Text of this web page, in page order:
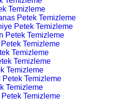
Temizleme
Petek Temizleme
Petek Temizleme
Petek Temizleme
Temizleme
Temizleme
Temizleme
Temizleme
Petek Temizleme
Temizleme
Petek Temizleme